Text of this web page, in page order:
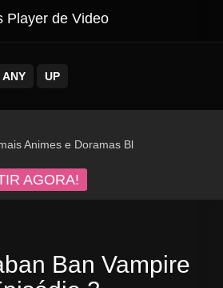
Player de Video
ANY UP
Animes e Doramas Bl
AGORA!
Ban Vampire